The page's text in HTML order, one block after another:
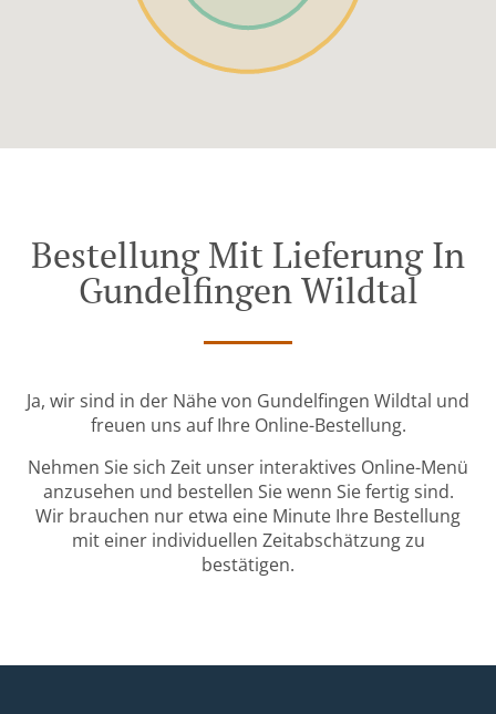
Bestellung Mit Lieferung In
Gundelfingen Wildtal
Ja, wir sind in der Nähe von Gundelfingen Wildtal und
freuen uns auf Ihre Online-Bestellung.
Nehmen Sie sich Zeit unser interaktives Online-Menü
anzusehen und bestellen Sie wenn Sie fertig sind.
Wir brauchen nur etwa eine Minute Ihre Bestellung
mit einer individuellen Zeitabschätzung zu
bestätigen.